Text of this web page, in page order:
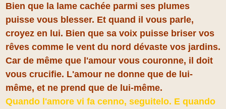
Bien que la lame cachée parmi ses plumes
puisse vous blesser. Et quand il vous parle,
croyez en lui. Bien que sa voix puisse briser vos
rêves comme le vent du nord dévaste vos jardins.
Car de même que l'amour vous couronne, il doit
vous crucifie. L'amour ne donne que de lui-
même, et ne prend que de lui-même.
Quando l'amore vi fa cenno, seguitelo. E quando